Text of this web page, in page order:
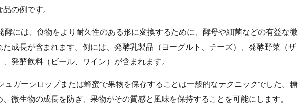
の例です。
酵には、食物をより耐久性のある形に変換するために、酵母や細菌などの有益な微
た成長が含まれます。例には、発酵乳製品（ヨーグルト、チーズ）、発酵野菜（ザ
、発酵飲料（ビール、ワイン）が含まれます。
ュガーシロップまたは蜂蜜で果物を保存することは一般的なテクニックでした。糖
微生物の成長を防ぎ、果物がその質感と風味を保持することを可能にします。